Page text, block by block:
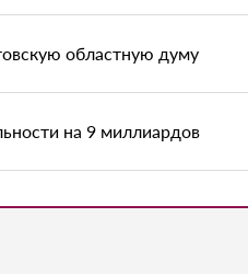
областную думу
на 9 миллиардов